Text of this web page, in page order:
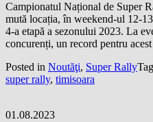
Campionatul Național de Super
mută locația, în weekend-ul 12-
4-a etapă a sezonului 2023. La
concurenți, un record pentru acest
Posted in Noutăţi, Super Rally
super rally, timisoara
01.08.2023